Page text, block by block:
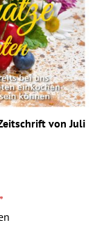
von Juli